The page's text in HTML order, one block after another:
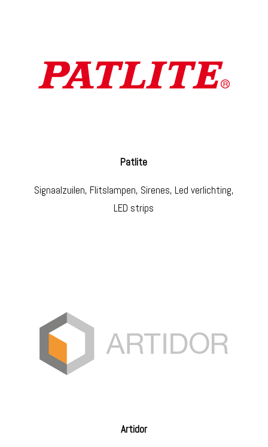
Patlite
Signaalzuilen, Flitslampen, Sirenes, Led verlichting,
LED strips
Artidor